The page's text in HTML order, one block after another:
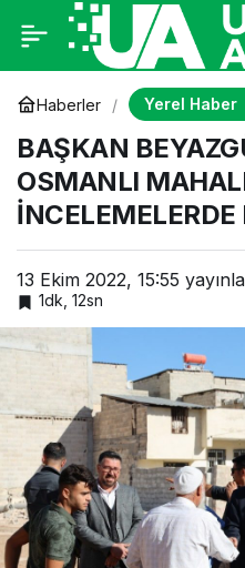
Haberler Yerel Haber
BAŞKAN
OSMANLI
13 Ekim 2022, 15:55
1dk, 12sn
BAŞKAN BEYAZGÜL
ASYA VE OSMANLI
MAHALLELERİNDE
İNCELEMELERDE
BULUNDU